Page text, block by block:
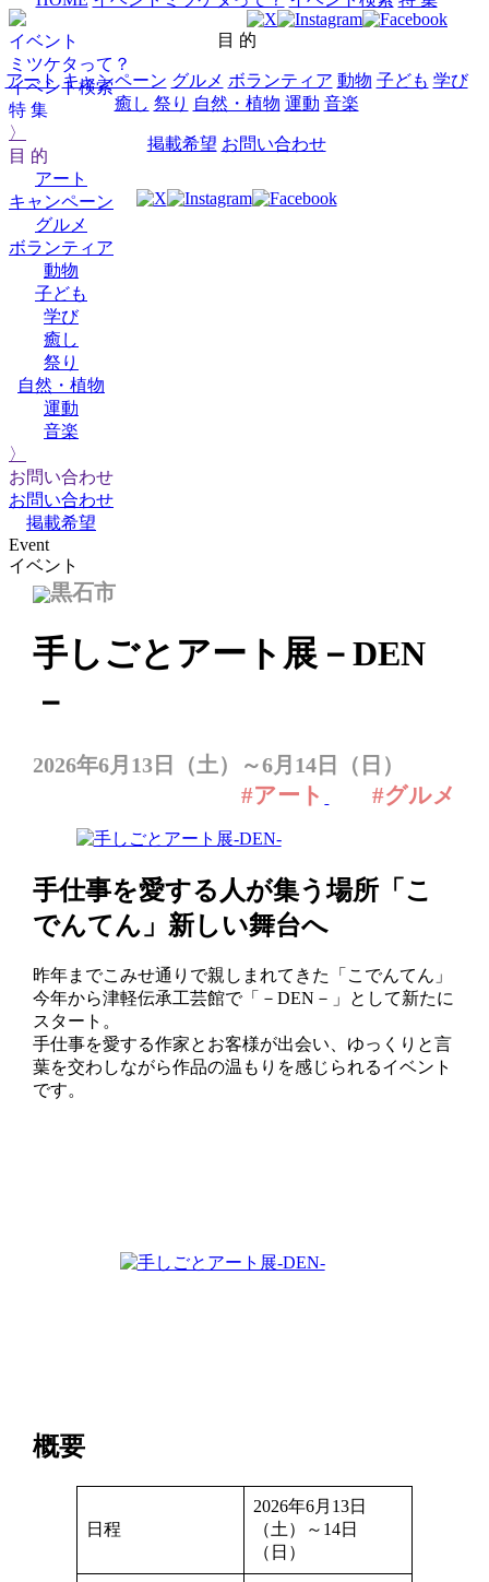
イベント
ミツケタって？
イベント検索
特 集
〉
目 的
アート
キャンペーン
グルメ
ボランティア
動物
子ども
学び
癒し
祭り
自然・植物
運動
音楽
〉
お問い合わせ
お問い合わせ
掲載希望
目 的
アート キャンペーン グルメ ボランティア 動物 子ども 学び
癒し 祭り 自然・植物 運動 音楽
掲載希望 お問い合わせ
Event
イベント
黒石市
手しごとアート展－DEN
－
2026年6月13日（土）～6月14日（日）
#アート #グルメ
手仕事を愛する人が集う場所「こ
でんてん」新しい舞台へ
昨年までこみせ通りで親しまれてきた「こでんてん」
今年から津軽伝承工芸館で「－DEN－」として新たに
スタート。
手仕事を愛する作家とお客様が出会い、ゆっくりと言
葉を交わしながら作品の温もりを感じられるイベント
です。
概要
日程
2026年6月13日
（土）～14日
（日）